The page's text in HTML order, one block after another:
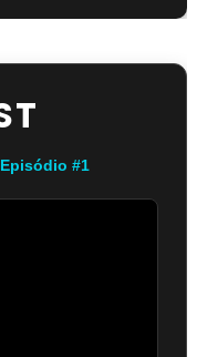
#1